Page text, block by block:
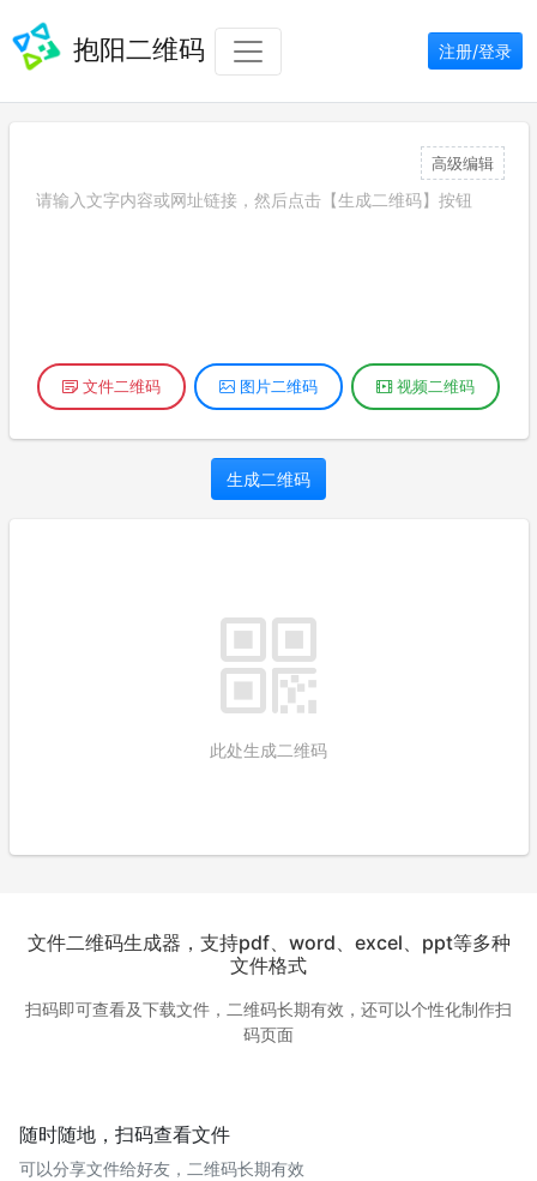
抱阳二维码 注册/登录
高级编辑
文件二维码 图片二维码 视频二维码
生成二维码
此处生成二维码
文件二维码生成器，支持pdf、word、excel、ppt等多种
文件格式
扫码即可查看及下载文件，二维码长期有效，还可以个性化制作扫
码页面
随时随地，扫码查看文件
可以分享文件给好友，二维码长期有效